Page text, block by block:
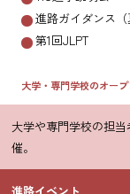
進路ガイダンス（
第1回JLPT
大学・専門学校のオー
大学や専門学校の担
催。